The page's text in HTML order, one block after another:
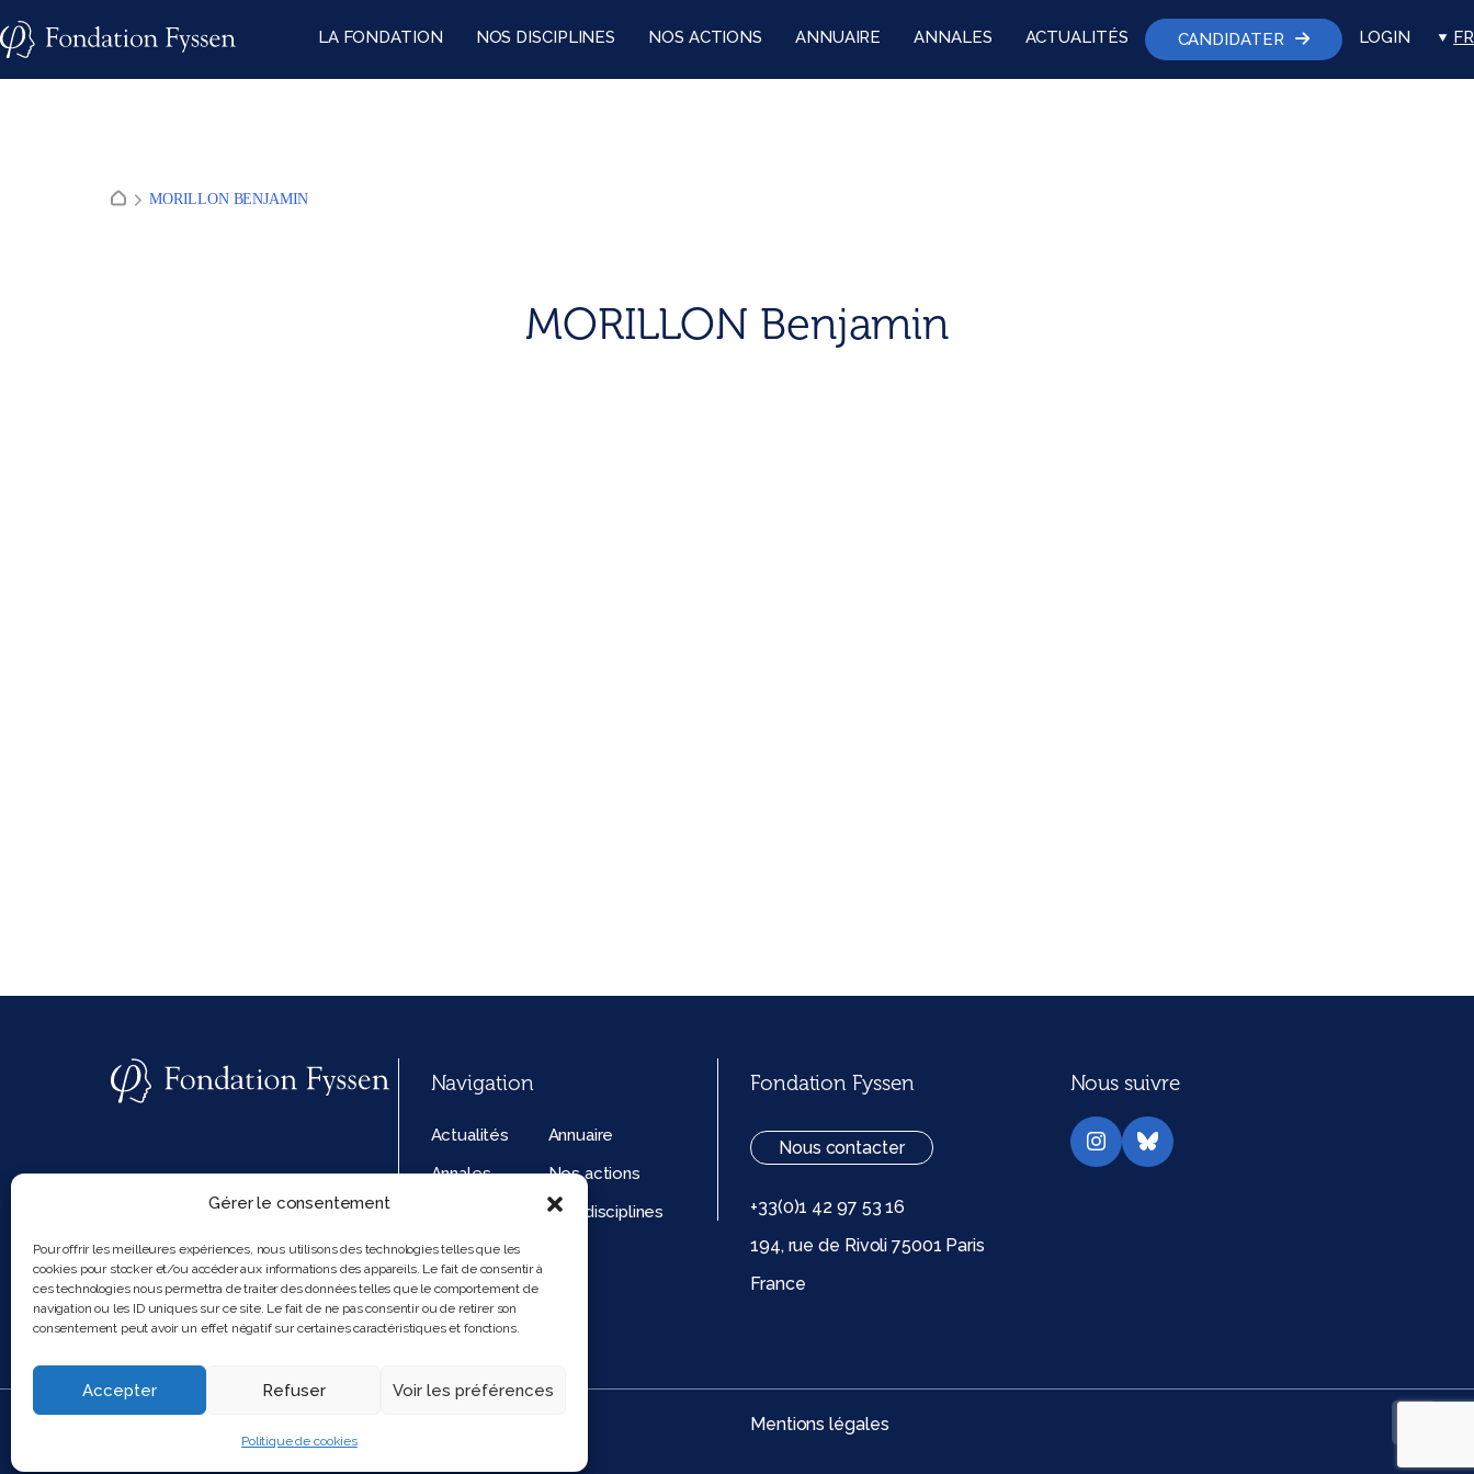
Gérer le consentement
Pour offrir les meilleures expériences, nous utilisons des technologies telles que les
cookies pour stocker et/ou accéder aux informations des appareils. Le fait de consentir à
ces technologies nous permettra de traiter des données telles que le comportement de
navigation ou les ID uniques sur ce site. Le fait de ne pas consentir ou de retirer son
consentement peut avoir un effet négatif sur certaines caractéristiques et fonctions.
Accepter Refuser Voir les préférences
Politique de cookies
to
LA FONDATION NOS DISCIPLINES NOS ACTIONS ANNUAIRE ANNALES ACTUALITÉS CANDIDATER LOGIN FR
MORILLON BENJAMIN
MORILLON Benjamin
Navigation
Actualités
Annuaire
Annales
Nos actions
Nos disciplines
Politique de
cookies (UE)
Fondation Fyssen
Nous contacter
+33(0)1 42 97 53 16
194, rue de Rivoli 75001 Paris
France
Nous suivre
Instagram
Bluesky
Mentions légales